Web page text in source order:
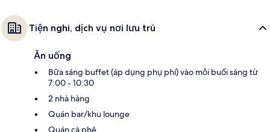
Tiện nghi, dịch vụ nơi lưu trú
Ăn uống
Bữa sáng buffet (áp dụng phụ phí) vào mỗi buổi sáng từ
7:00 - 10:30
2 nhà hàng
Quán bar/khu lounge
Quán cà phê